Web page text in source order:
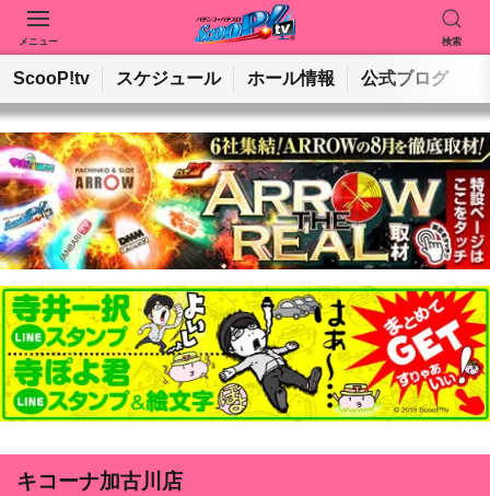
メニュー 検索
動画を検索 ホールを検索
検索
ScooP!tv スケジュール ホール情報 公式ブログ
キコーナ加古川店